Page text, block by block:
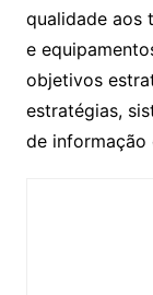
qualidade aos
e
objetivos
estratégias,
de informação